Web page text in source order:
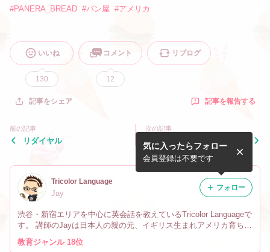
#PANERA_BREAD #パン屋 #アメリカ
いいね
130
コメント
12
リブログ
記事をシェア 記事を報告する
前の記事
リダイヤル
次の記事
Tricolor Language
Jay
渋谷・新宿エリアを中心に英会話を教えているTricolor Languageで
す。 講師のJayは日本人の親の元、イギリス生まれアメリカ育ちで
す。 なので英会話だけでなく、文化や英語の微妙なニュアンスの
違い、海外生活の事も教えています。
気に入ったらフォロー
会員登録は不要です
フォロー
教育ジャンル 18位